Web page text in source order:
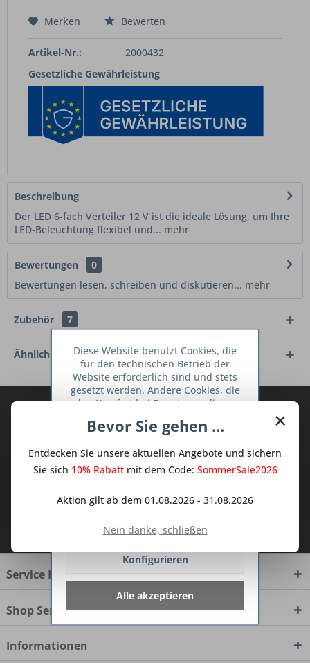
Merken Bewerten
Artikel-Nr.:
2000432
Gesetzliche Gewährleistung
Beschreibung
Der LED 6-fach Verteiler 12 V ist die ideale Lösung, um Ihre
LED-Beleuchtung flexibel und... mehr
Bewertungen
0
Bewertungen lesen, schreiben und diskutieren... mehr
Zubehör 7
Ähnliche Artikel
TraumKüche Newsletter und verpassen
dem Traum Küchen - Shop.
zur Kenntnis genommen.
Service Hotline
Shop Service
Informationen
×
Bevor Sie gehen ...
Entdecken Sie unsere aktuellen Angebote und sichern
Sie sich 10% Rabattmit dem Code: SommerSale2026
Aktion gilt ab dem 01.08.2026 - 31.08.2026
Nein danke, schließen
Diese Website benutzt Cookies, die
für den technischen Betrieb der
Website erforderlich sind und stets
gesetzt werden. Andere Cookies, die
den Komfort bei Benutzung dieser
dienen oder die Interaktion mit
Netzwerken vereinfachen sollen,
werden nur mit Ihrer Zustimmung
Ablehnen
Konfigurieren
Alle akzeptieren